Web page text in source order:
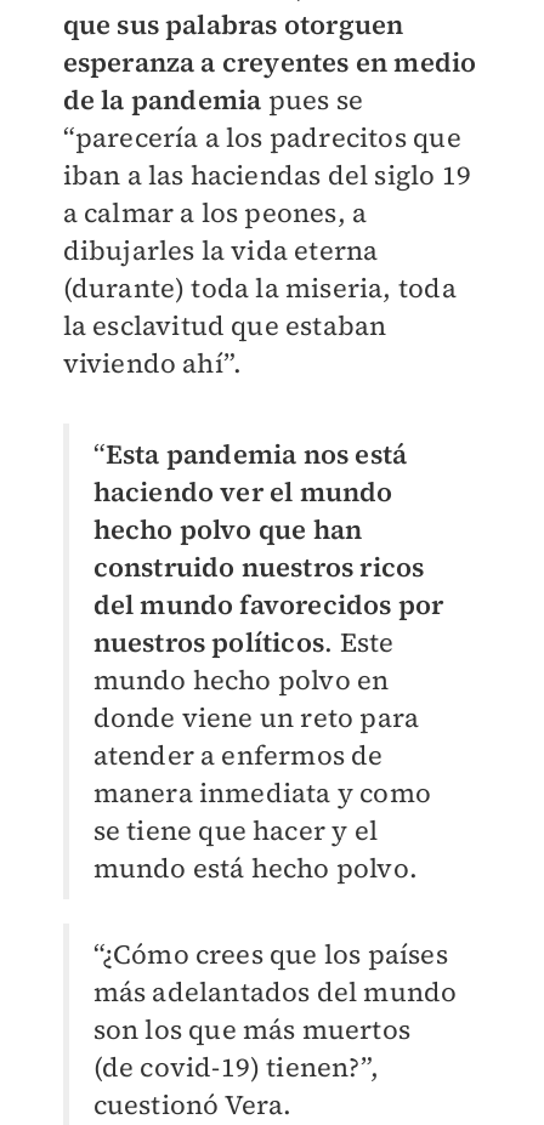
que sus palabras otorguen
esperanza a creyentes en medio
de la pandemia pues se
“parecería a los padrecitos que
iban a las haciendas del siglo 19
a calmar a los peones, a
dibujarles la vida eterna
(durante) toda la miseria, toda
la esclavitud que estaban
viviendo ahí”.
“Esta pandemia nos está
haciendo ver el mundo
hecho polvo que han
construido nuestros ricos
del mundo favorecidos por
nuestros políticos. Este
mundo hecho polvo en
donde viene un reto para
atender a enfermos de
manera inmediata y como
se tiene que hacer y el
mundo está hecho polvo.
“¿Cómo crees que los países
más adelantados del mundo
son los que más muertos
(de covid-19) tienen?”,
cuestionó Vera.